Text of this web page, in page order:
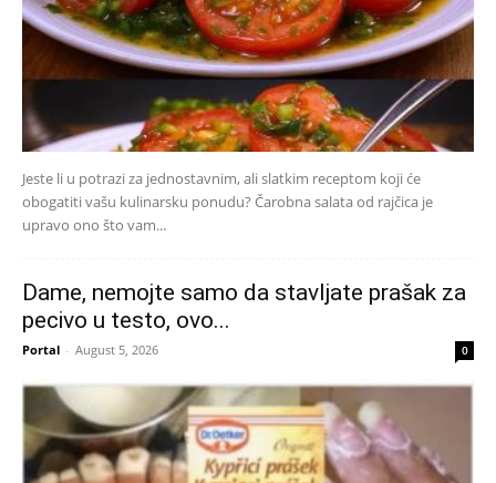
Jeste li u potrazi za jednostavnim, ali slatkim receptom koji će
obogatiti vašu kulinarsku ponudu? Čarobna salata od rajčica je
upravo ono što vam...
Dame, nemojte samo da stavljate prašak za
pecivo u testo, ovo...
Portal - August 5, 2026 0